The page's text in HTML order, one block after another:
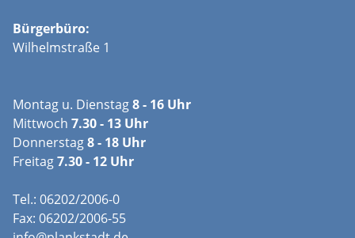
Bürgerbüro:
Wilhelmstraße 1
Montag u. Dienstag8 - 16 Uhr
Mittwoch 7.30 - 13 Uhr
Donnerstag8 - 18 Uhr
Freitag7.30 - 12 Uhr
Tel.: 06202/2006-0
Fax: 06202/2006-55